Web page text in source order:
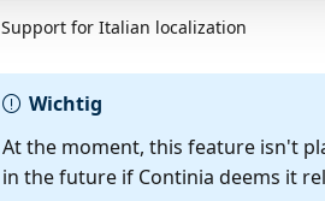
Support for Italian localization
Wichtig
At the moment, this feature isn't
in the future if Continia deems it